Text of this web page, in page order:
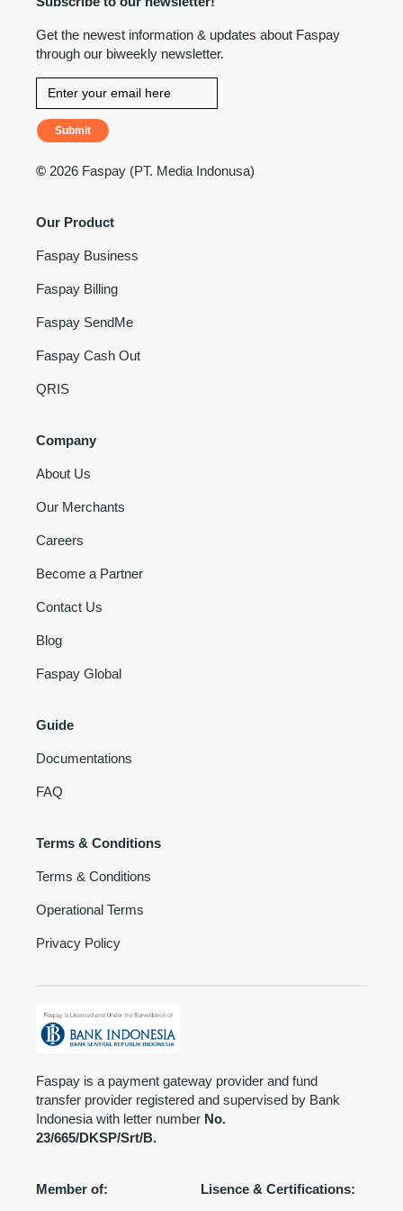
Get the newest information & updates about Faspay
through our biweekly newsletter.
Submit
© 2026 Faspay (PT. Media Indonusa)
Our Product
Faspay Business
Faspay Billing
Faspay SendMe
Faspay Cash Out
QRIS
Company
About Us
Our Merchants
Careers
Become a Partner
Contact Us
Blog
Faspay Global
Guide
Documentations
FAQ
Terms & Conditions
Terms & Conditions
Operational Terms
Privacy Policy
Faspay is a payment gateway provider and fund
transfer provider registered and supervised by Bank
Indonesia with letter number No.
23/665/DKSP/Srt/B.
Member of: Lisence & Certifications: